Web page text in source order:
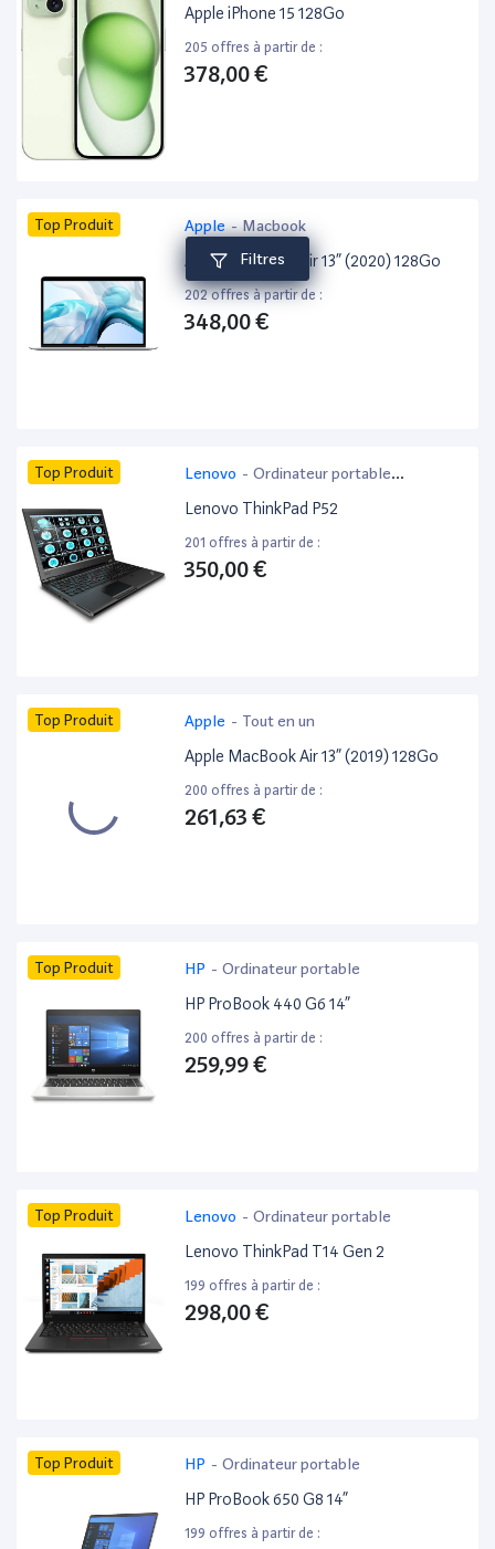
Filtres
Apple iPhone 15 128Go
205 offres à partir de :
378,00 €
Top Produit Apple- Macbook
Apple MacBook Air 13” (2020) 128Go
202 offres à partir de :
348,00 €
Top Produit Lenovo - Ordinateur portable
bureautique
Lenovo ThinkPad P52
201 offres à partir de :
350,00 €
Top Produit Apple - Tout en un
Apple MacBook Air 13” (2019) 128Go
200 offres à partir de :
261,63 €
Top Produit HP - Ordinateur portable
HP ProBook 440 G6 14”
200 offres à partir de :
259,99 €
Top Produit Lenovo - Ordinateur portable
Lenovo ThinkPad T14 Gen 2
199 offres à partir de :
298,00 €
Top Produit HP - Ordinateur portable
HP ProBook 650 G8 14”
199 offres à partir de :